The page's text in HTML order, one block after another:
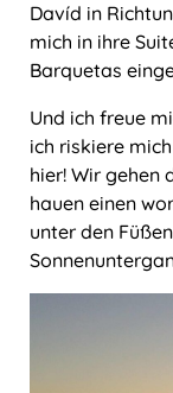
Davíd in
mich in ihre
Barquetas
Und ich freue
ich riskiere
hier! Wir gehen
hauen einen
unter den